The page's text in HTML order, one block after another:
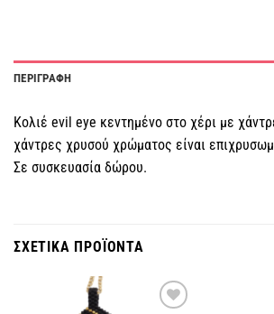
ΠΕΡΙΓΡΑΦΗ
Κολιέ evil eye κεντημένο στο χέρι με
χάντρες χρυσού χρώματος είναι
Σε συσκευασία δώρου.
ΣΧΕΤΙΚΑ ΠΡΟΪΟΝΤΑ